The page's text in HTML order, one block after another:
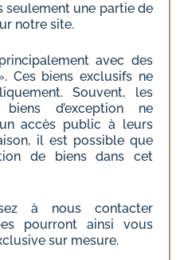
seulement une partie de
notre site.
avec des
Ces biens exclusifs ne
Souvent, les
d’exception ne
accès public à leurs
il est possible que
de biens dans cet
à nous contacter
pourront ainsi vous
sur mesure.